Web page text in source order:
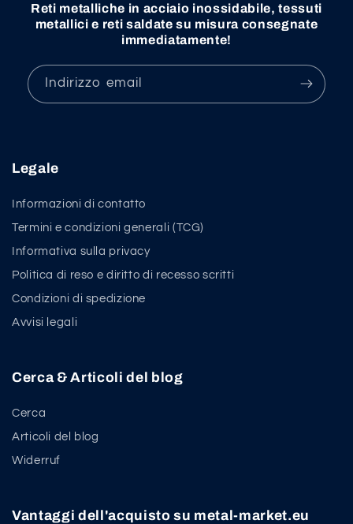
Reti metalliche in acciaio inossidabile, tessuti
metallici e reti saldate su misura consegnate
immediatamente!
Indirizzo email
Legale
Informazioni di contatto
Termini e condizioni generali (TCG)
Informativa sulla privacy
Politica di reso e diritto di recesso scritti
Condizioni di spedizione
Avvisi legali
Cerca & Articoli del blog
Cerca
Articoli del blog
Widerruf
Vantaggi dell'acquisto su metal-market.eu